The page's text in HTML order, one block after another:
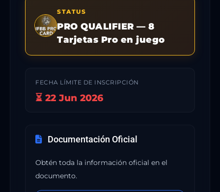
STATUS
PRO QUALIFIER — 8
Tarjetas Pro en juego
FECHA LÍMITE DE INSCRIPCIÓN
⏳ 22 Jun 2026
Documentación Oficial
Obtén toda la información oficial en el
documento.